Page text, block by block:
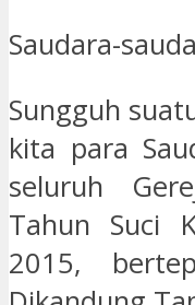
Saudara-
Sungguh
kita para
seluruh
Tahun Suci
2015,